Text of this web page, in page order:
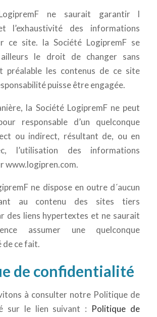
ne saurait garantir l
l’exhaustivité des informations
ce site. la Société LogipremF se
le droit de changer sans
préalable les contenus de ce site
puisse être engagée.
la Société LogipremF ne peut
responsable d’un quelconque
ou indirect, résultant de, ou en
l’utilisation des informations
www.logipren.com.
ne dispose en outre d´aucun
au contenu des sites tiers
des liens hypertextes et ne saurait
assumer une quelconque
de ce fait.
de confidentialité
à consulter notre Politique de
sur le lien suivant : Politique de